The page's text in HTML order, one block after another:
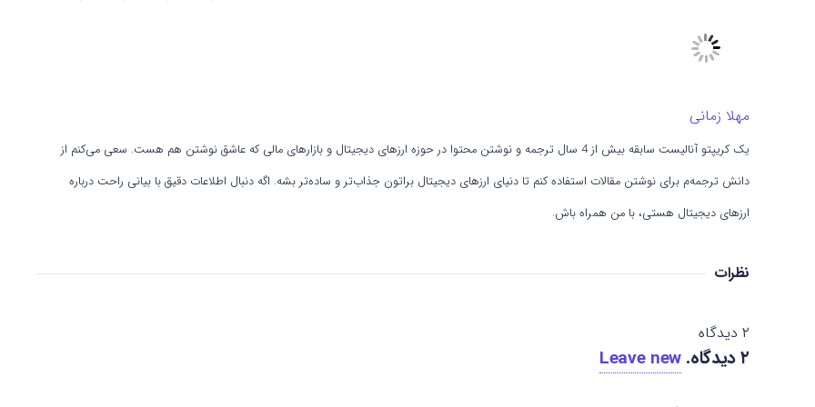
مهلا زمانی
یک کریپتو آنالیست سابقه بیش از 4 سال ترجمه و نوشتن محتوا در حوزه ارزهای دیجیتال و بازارهای مالی که عاشق نوشتن هم هست. سعی می‌کنم از
دانش ترجمه‌م برای نوشتن مقالات استفاده کنم تا دنیای ارزهای دیجیتال براتون جذاب‌تر و ساده‌تر بشه. اگه دنبال اطلاعات دقیق با بیانی راحت درباره
ارزهای دیجیتال هستی، با من همراه باش.
نظرات
۲ دیدگاه
۲دیدگاه.
Leave new